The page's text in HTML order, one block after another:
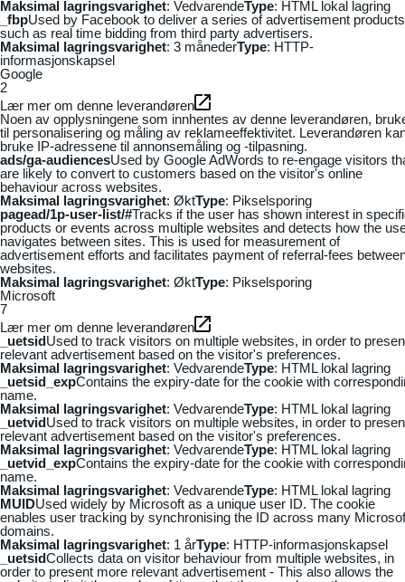
Maksimal lagringsvarighet: VedvarendeType: HTML lokal lagring
_fbpUsed by Facebook to deliver a series of advertisement products
such as real time bidding from third party advertisers.
Maksimal lagringsvarighet: 3 månederType: HTTP-
informasjonskapsel
Google
2
Lær mer om denne leverandøren
Noen av opplysningene som innhentes av denne leverandøren,
til personalisering og måling av reklameeffektivitet. Leverandøren
bruke IP-adressene til annonsemåling og -tilpasning.
ads/ga-audiencesUsed by Google AdWords to re-engage visitors
are likely to convert to customers based on the visitor's online
behaviour across websites.
Maksimal lagringsvarighet: ØktType: Pikselsporing
pagead/1p-user-list/#Tracks if the user has shown interest in
products or events across multiple websites and detects how the
navigates between sites. This is used for measurement of
advertisement efforts and facilitates payment of referral-fees
websites.
Maksimal lagringsvarighet: ØktType: Pikselsporing
Microsoft
7
Lær mer om denne leverandøren
_uetsidUsed to track visitors on multiple websites, in order to
relevant advertisement based on the visitor's preferences.
Maksimal lagringsvarighet: VedvarendeType: HTML lokal lagring
_uetsid_expContains the expiry-date for the cookie with
name.
Maksimal lagringsvarighet: VedvarendeType: HTML lokal lagring
_uetvidUsed to track visitors on multiple websites, in order to
relevant advertisement based on the visitor's preferences.
Maksimal lagringsvarighet: VedvarendeType: HTML lokal lagring
_uetvid_expContains the expiry-date for the cookie with
name.
Maksimal lagringsvarighet: VedvarendeType: HTML lokal lagring
MUIDUsed widely by Microsoft as a unique user ID. The cookie
enables user tracking by synchronising the ID across many
domains.
Maksimal lagringsvarighet: 1 årType: HTTP-informasjonskapsel
_uetsidCollects data on visitor behaviour from multiple websites, in
order to present more relevant advertisement - This also allows the